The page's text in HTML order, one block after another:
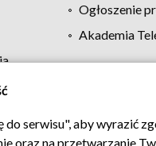
Ogłoszenie
Akademia
Regulamin TVP
serwisu", aby wyrazić
oraz na przetwarzanie